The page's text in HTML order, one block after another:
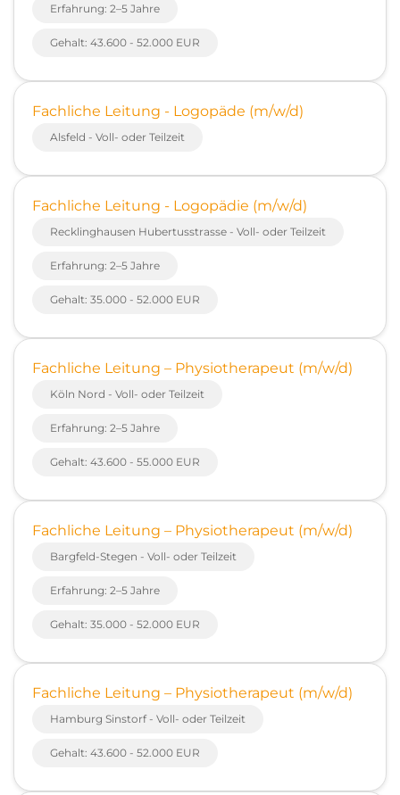
Erfahrung: 2–5 Jahre
Gehalt: 43.600 - 52.000 EUR
Fachliche Leitung - Logopäde (m/w/d)
Alsfeld - Voll- oder Teilzeit
Fachliche Leitung - Logopädie (m/w/d)
Recklinghausen Hubertusstrasse - Voll- oder Teilzeit
Erfahrung: 2–5 Jahre
Gehalt: 35.000 - 52.000 EUR
Fachliche Leitung – Physiotherapeut (m/w/d)
Köln Nord - Voll- oder Teilzeit
Erfahrung: 2–5 Jahre
Gehalt: 43.600 - 55.000 EUR
Fachliche Leitung – Physiotherapeut (m/w/d)
Bargfeld-Stegen - Voll- oder Teilzeit
Erfahrung: 2–5 Jahre
Gehalt: 35.000 - 52.000 EUR
Fachliche Leitung – Physiotherapeut (m/w/d)
Hamburg Sinstorf - Voll- oder Teilzeit
Gehalt: 43.600 - 52.000 EUR